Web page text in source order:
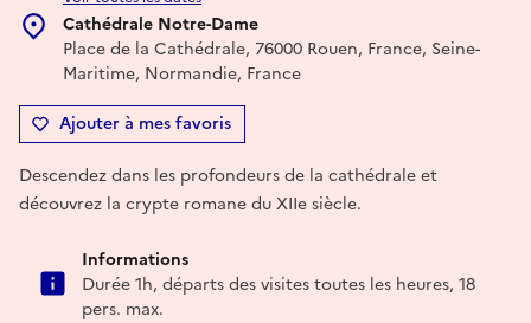
Cathédrale Notre-Dame
Place de la Cathédrale, 76000 Rouen, France, Seine-
Maritime, Normandie, France
Ajouter à mes favoris
Descendez dans les profondeurs de la cathédrale et
découvrez la crypte romane du XIIe siècle.
Informations
Durée 1h, départs des visites toutes les heures, 18
pers. max.